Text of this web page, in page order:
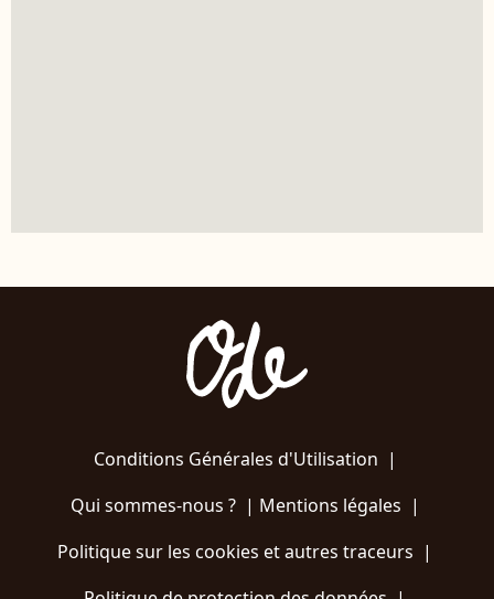
Conditions Générales d'Utilisation |
Qui sommes-nous ?| Mentions légales |
Politique sur les cookies et autres traceurs |